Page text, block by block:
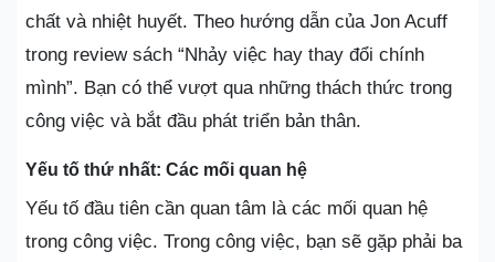
chất và nhiệt huyết. Theo hướng dẫn của Jon Acuff
trong review sách “Nhảy việc hay thay đổi chính
mình”. Bạn có thể vượt qua những thách thức trong
công việc và bắt đầu phát triển bản thân.
Yếu tố thứ nhất: Các mối quan hệ
Yếu tố đầu tiên cần quan tâm là các mối quan hệ
trong công việc. Trong công việc, bạn sẽ gặp phải ba